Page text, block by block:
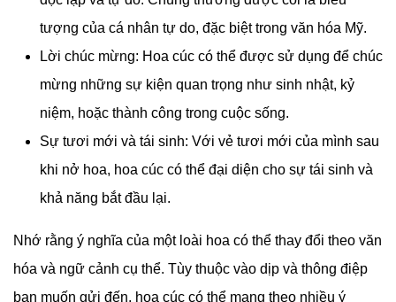
tượng của cá nhân tự do, đặc biệt trong văn hóa Mỹ.
Lời chúc mừng: Hoa cúc có thể được sử dụng để chúc
mừng những sự kiện quan trọng như sinh nhật, kỷ
niệm, hoặc thành công trong cuộc sống.
Sự tươi mới và tái sinh: Với vẻ tươi mới của mình sau
khi nở hoa, hoa cúc có thể đại diện cho sự tái sinh và
khả năng bắt đầu lại.
Nhớ rằng ý nghĩa của một loài hoa có thể thay đổi theo văn
hóa và ngữ cảnh cụ thể. Tùy thuộc vào dịp và thông điệp
bạn muốn gửi đến, hoa cúc có thể mang theo nhiều ý